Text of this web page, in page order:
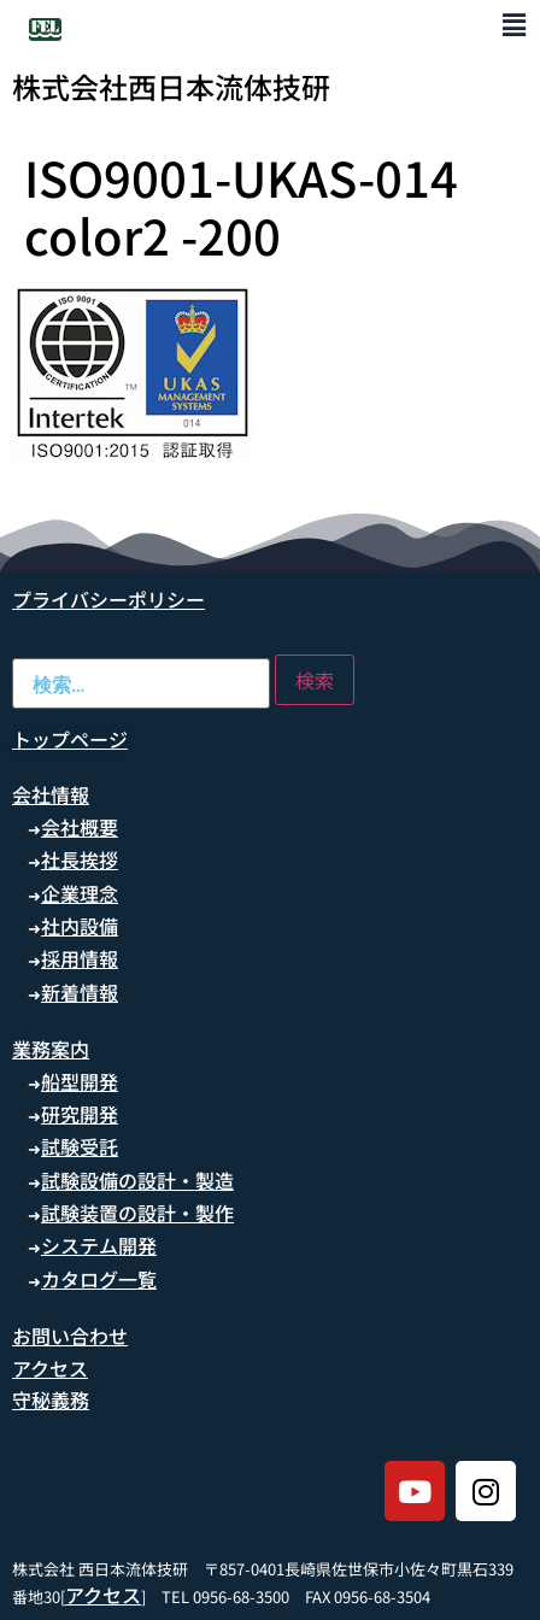
株式会社西日本流体技研
ISO9001-UKAS-014
color2 -200
プライバシーポリシー
トップページ
会社情報
➜会社概要
➜社長挨拶
➜企業理念
➜社内設備
➜採用情報
➜新着情報
業務案内
➜船型開発
➜研究開発
➜試験受託
➜試験設備の設計・製造
➜試験装置の設計・製作
➜システム開発
➜カタログ一覧
お問い合わせ
アクセス
守秘義務
株式会社 西日本流体技研 〒857-0401長崎県佐世保市小佐々町黒石339
番地30[アクセス] TEL 0956-68-3500 FAX 0956-68-3504